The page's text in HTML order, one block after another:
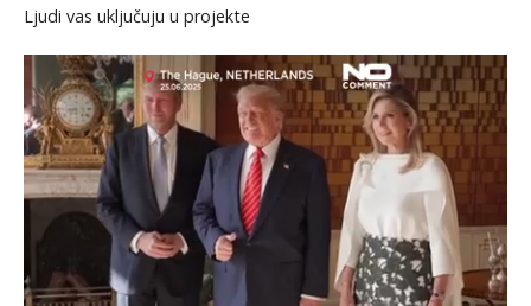
Ljudi vas uključuju u projekte